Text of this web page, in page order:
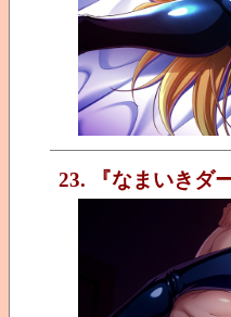
23. 『なまいきダ